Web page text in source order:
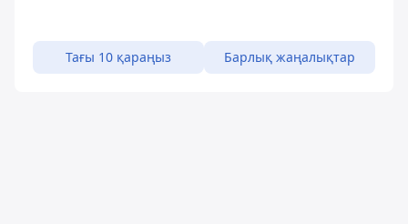
Тағы 10 қараңыз Барлық жаңалықтар